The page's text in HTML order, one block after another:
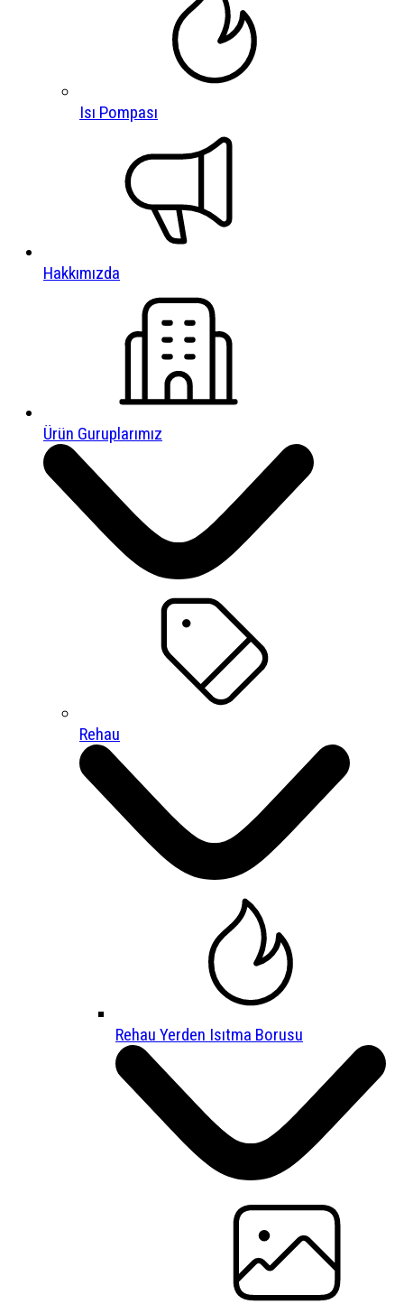
Isı Pompası
Hakkımızda
Ürün Guruplarımız
Rehau
Rehau Yerden Isıtma Borusu